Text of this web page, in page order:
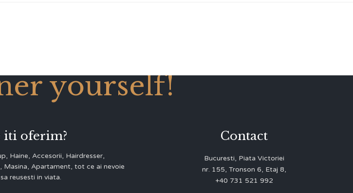
yourself!
iti oferim?
Haine, Accesorii, Hairdresser,
Masina, Apartament, tot ce ai nevoie
reusesti in viata.
Contact
Bucuresti, Piata Victoriei
nr. 155, Tronson 6, Etaj 8,
+40 731 521 992